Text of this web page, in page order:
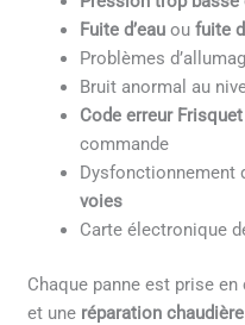
Fuite d’eau oufuite
Problèmes
Bruit anormal au
Code erreur Frisquet
commande
Dysfonctionnement
voies
Carte électronique
Chaque panne est prise
et une réparation